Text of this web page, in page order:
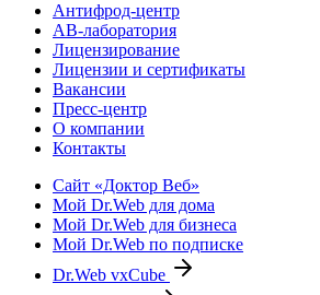
Антифрод-центр
АВ-лаборатория
Лицензирование
Лицензии и сертификаты
Вакансии
Пресс-центр
О компании
Контакты
Сайт «Доктор Веб»
Мой Dr.Web для дома
Мой Dr.Web для бизнеса
Мой Dr.Web по подписке
Dr.Web vxCube